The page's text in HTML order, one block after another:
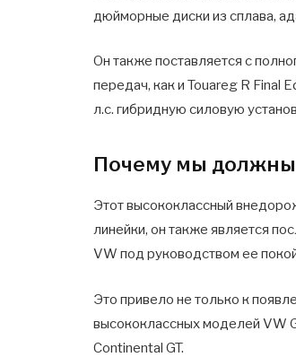
дюйморные диски из сплава,
Он также поставляется с
передач, как и Touareg R Final
л.с. гибридную силовую
Почему мы должны
Этот высококлассный
линейки, он также является
VW под руководством ее
Это привело не только к
высококлассных моделей VW
Continental GT.